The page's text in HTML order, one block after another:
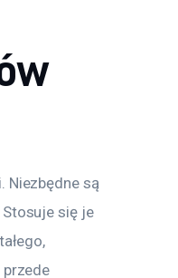
Niezbędne są
się je
przede